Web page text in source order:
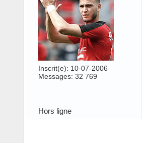
Inscrit(e): 10-07-2006
Messages: 32 769
Hors ligne